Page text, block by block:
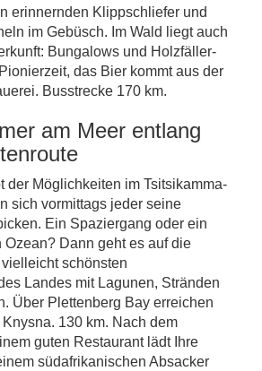
erinnernden Klippschliefer und
im Gebüsch. Im Wald liegt auch
Bungalows und Holzfäller-
das Bier kommt aus der
Busstrecke 170 km.
am Meer entlang
der Möglichkeiten im Tsitsikamma-
sich vormittags jeder seine
Ein Spaziergang oder ein
Ozean? Dann geht es auf die
schönsten
Landes mit Lagunen, Stränden
Über Plettenberg Bay erreichen
130 km. Nach dem
guten Restaurant lädt Ihre
südafrikanischen Absacker